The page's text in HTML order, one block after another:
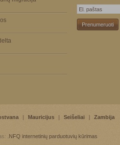
| Mauricijus | Seišeliai |
Zambija
.NFQ internetinių parduotuvių kūrimas